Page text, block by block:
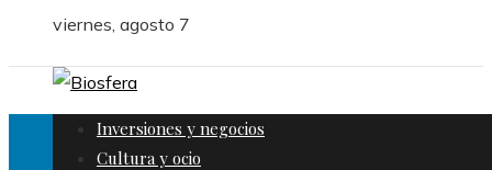
viernes, agosto 7
Inversiones y negocios
Cultura y ocio